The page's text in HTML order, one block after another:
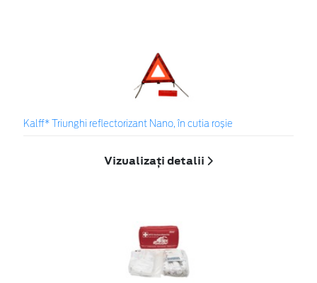
Kalff* Triunghi reflectorizant Nano, în cutia roșie
Vizualizați detalii